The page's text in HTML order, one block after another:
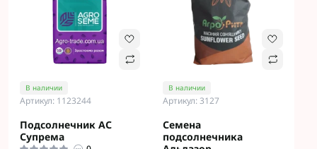
В наличии
Артикул: 1123244
Подсолнечник АС
Супрема
В наличии
Артикул: 3127
Семена
подсолнечника